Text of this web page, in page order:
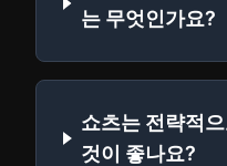
는 무엇인가요?
쇼츠는 전략적
것이 좋나요?